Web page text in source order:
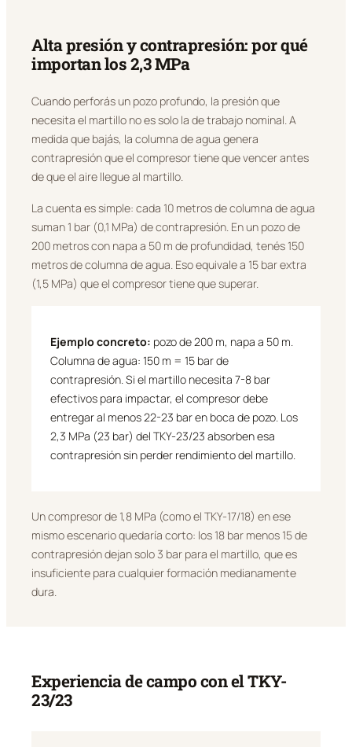
Alta presión y contrapresión: por qué
importan los 2,3 MPa
Cuando perforás un pozo profundo, la presión que
necesita el martillo no es solo la de trabajo nominal. A
medida que bajás, la columna de agua genera
contrapresión que el compresor tiene que vencer antes
de que el aire llegue al martillo.
La cuenta es simple: cada 10 metros de columna de agua
suman 1 bar (0,1 MPa) de contrapresión. En un pozo de
200 metros con napa a 50 m de profundidad, tenés 150
metros de columna de agua. Eso equivale a 15 bar extra
(1,5 MPa) que el compresor tiene que superar.
Ejemplo concreto: pozo de 200 m, napa a 50 m.
Columna de agua: 150 m = 15 bar de
contrapresión. Si el martillo necesita 7-8 bar
efectivos para impactar, el compresor debe
entregar al menos 22-23 bar en boca de pozo. Los
2,3 MPa (23 bar) del TKY-23/23 absorben esa
contrapresión sin perder rendimiento del martillo.
Un compresor de 1,8 MPa (como el TKY-17/18) en ese
mismo escenario quedaría corto: los 18 bar menos 15 de
contrapresión dejan solo 3 bar para el martillo, que es
insuficiente para cualquier formación medianamente
dura.
Experiencia de campo con el TKY-
23/23